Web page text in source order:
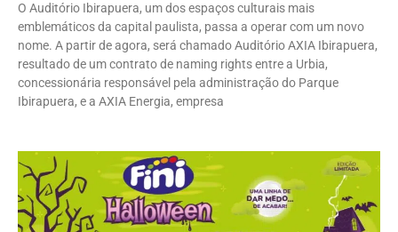
O Auditório Ibirapuera, um dos espaços culturais mais
emblemáticos da capital paulista, passa a operar com um novo
nome. A partir de agora, será chamado Auditório AXIA Ibirapuera,
resultado de um contrato de naming rights entre a Urbia,
concessionária responsável pela administração do Parque
Ibirapuera, e a AXIA Energia, empresa